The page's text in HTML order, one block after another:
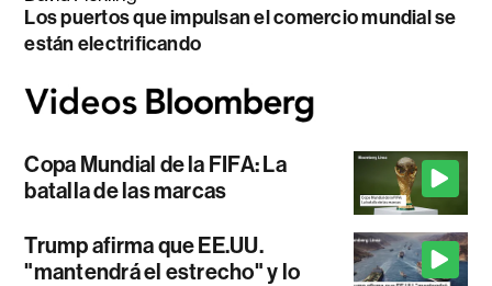
Los puertos que impulsan el comercio mundial se
están electrificando
Copa Mundial de la FIFA: La
batalla de las marcas
Trump afirma que EE.UU.
"mantendrá el estrecho" y lo